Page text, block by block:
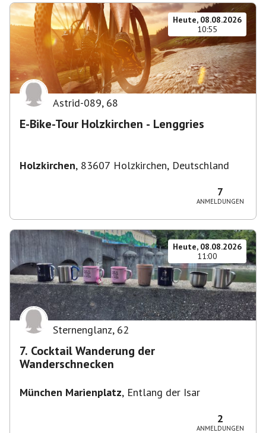
Heute, 08.08.2026
10:55
Astrid-089, 68
E-Bike-Tour Holzkirchen - Lenggries
Holzkirchen, 83607 Holzkirchen, Deutschland
7
ANMELDUNGEN
Heute, 08.08.2026
11:00
Sternenglanz, 62
7. Cocktail Wanderung der
Wanderschnecken
München Marienplatz, Entlang der Isar
2
ANMELDUNGEN